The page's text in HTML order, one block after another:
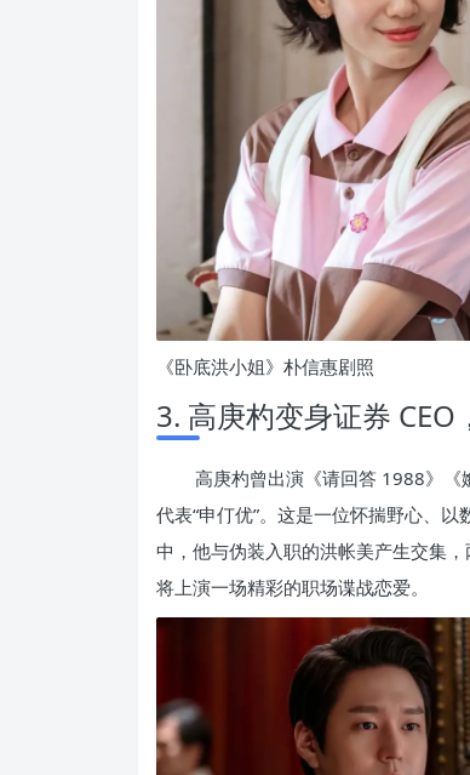
《卧底洪小姐》朴信惠剧照
3. 高庚杓变身证券
高庚杓曾出演《请回答 1988》《
代表“申仃优”。这是一位怀揣野心、
中，他与伪装入职的洪帐美产生交集
将上演一场精彩的职场谍战恋爱。